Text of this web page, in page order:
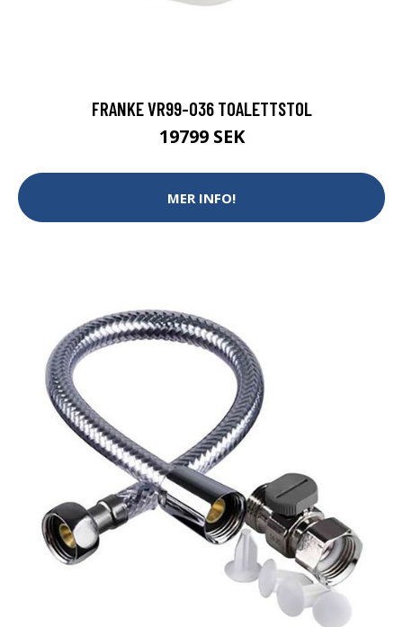
FRANKE VR99-036 TOALETTSTOL
19799 SEK
MER INFO!